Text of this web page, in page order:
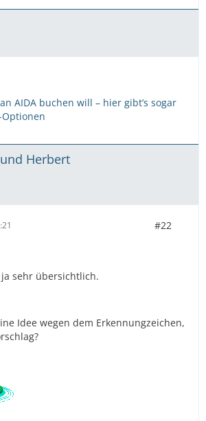
AIDA buchen will – hier gibt’s sogar
Herbert
#22
sehr übersichtlich.
Idee wegen dem Erkennungzeichen,